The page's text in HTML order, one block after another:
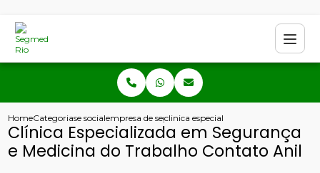
HomeCategoriase socialempresa de seguranca e medicina do trabalho
clinica especializada em seguranca
Clínica Especializada em Segurança
e Medicina do Trabalho Contato Anil